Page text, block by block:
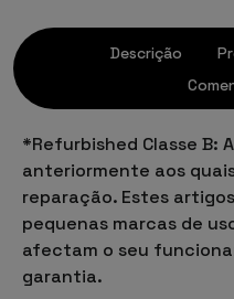
Descrição
*Refurbished Classe B:
anteriormente aos
reparação. Estes
pequenas marcas de
afectam o seu
garantia.